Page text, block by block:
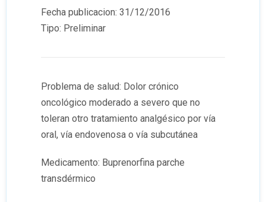
Fecha publicacion: 31/12/2016
Tipo: Preliminar
Problema de salud: Dolor crónico
oncológico moderado a severo que no
toleran otro tratamiento analgésico por vía
oral, vía endovenosa o vía subcutánea
Medicamento: Buprenorfina parche
transdérmico